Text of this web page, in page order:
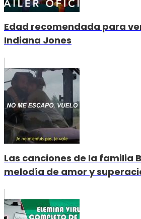
Edad recomendada para
Indiana Jones
Las canciones de la familia
melodía de amor y